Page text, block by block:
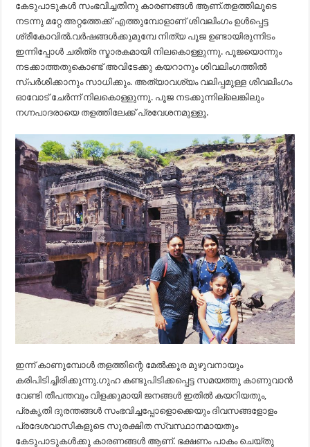
കേടുപാടുകൾ സംഭവിച്ചതിനു കാരണങ്ങൾ ആണ്.തളത്തിലൂടെ
നടന്നു മറ്റേ അറ്റത്തേക്ക് എത്തുമ്പോളാണ് ശിവലിംഗം ഉൾപ്പെട്ട
ശ്രീകോവിൽ.വർഷങ്ങൾക്കുമുമ്പേ നിത്യ പൂജ ഉണ്ടായിരുന്നിടം
ഇന്നിപ്പോൾ ചരിത്ര സ്മാരകമായി നിലകൊള്ളുന്നു. പൂജയൊന്നും
നടക്കാത്തതുകൊണ്ട് അവിടേക്കു കയറാനും ശിവലിംഗത്തിൽ
സ്പർശിക്കാനും സാധിക്കും. അത്യാവശ്യം വലിപ്പമുള്ള ശിവലിംഗം
ഓവോട് ചേർന്ന് നിലകൊള്ളുന്നു. പൂജ നടക്കുന്നില്ലെങ്കിലും
നഗ്നപാദരായെ തളത്തിലേക്ക് പ്രവേശനമുള്ളൂ.
ഇന്ന് കാണുമ്പോൾ തളത്തിന്റെ മേൽക്കൂര മുഴുവനായും
കരിപിടിച്ചിരിക്കുന്നു.ഗുഹ കണ്ടുപിടിക്കപ്പെട്ട സമയത്തു കാണുവാൻ
വേണ്ടി തീപന്തവും വിളക്കുമായി ജനങ്ങൾ ഇതിൽ കയറിയതും,
പ്രകൃതി ദുരന്തങ്ങൾ സംഭവിച്ചപ്പോളൊക്കെയും ദിവസങ്ങളോളം
പ്രദേശവാസികളുടെ സുരക്ഷിത സ്വസ്ഥാനമായതും
കേടുപാടുകൾക്കു കാരണങ്ങൾ ആണ്. ഭക്ഷണം പാകം ചെയ്തു